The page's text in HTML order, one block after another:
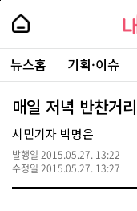
본
로
가
내
손
안
에
서
울
-
서
울
시
대
표
소
내
손
에
울
주
요
서
뉴스홈 기획·이슈
매일 저녁 반찬거
시민기자 박명은
발행일 2015.05.27. 13:22
수정일 2015.05.27. 13:27
페
상
단
로